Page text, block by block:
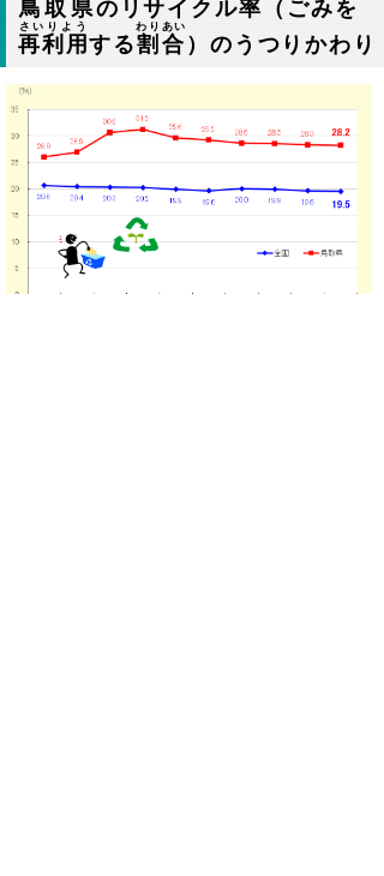
鳥取県のリサイクル率
（ごみを
再利用
さいりよう
する割合
わりあい
）のうつりかわり